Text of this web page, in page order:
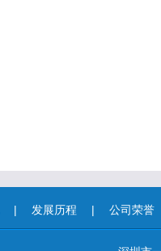
| 发展历程 | 公司荣誉